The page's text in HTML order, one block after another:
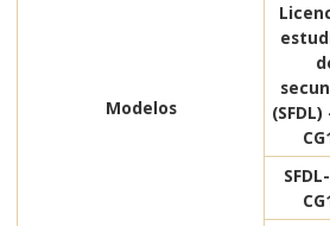
Modelos
(SFDL)